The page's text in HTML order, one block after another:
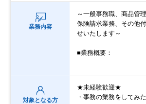
業務内容
～一般事務職、商品管
保険請求業務、その他
せいたします～
■業務概要：
対象となる方
★未経験歓迎★
・事務の業務をしてみ